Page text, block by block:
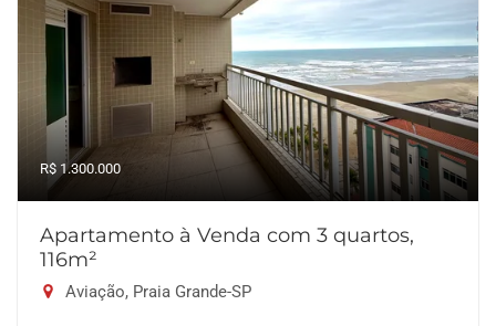
R$ 1.300.000
Apartamento à Venda com 3 quartos,
116m²
Aviação, Praia Grande-SP